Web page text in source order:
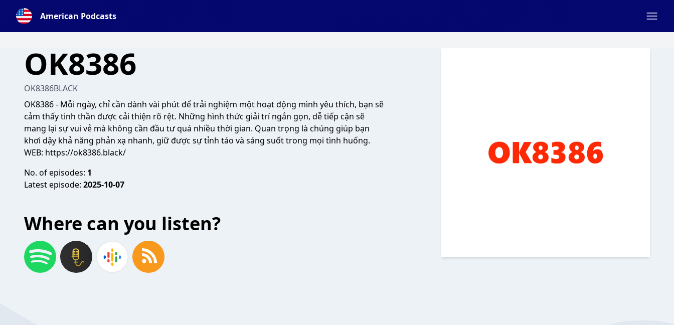
American Podcasts
OK8386
OK8386BLACK
OK8386- Mỗi ngày, chỉ cần dành vài phút để trải nghiệm một hoạt động mình yêu thích, bạn sẽ
cảm thấy tinh thần được cải thiện rõ rệt. Những hình thức giải trí ngắn gọn, dễ tiếp cận sẽ
mang lại sự vui vẻ mà không cần đầu tư quá nhiều thời gian. Quan trọng là chúng giúp bạn
khơi dậy khả năng phản xạ nhanh, giữ được sự tỉnh táo và sáng suốt trong mọi tình huống.
WEB: https://ok8386.black/
No. of episodes: 1
Latest episode: 2025-10-07
Where can you listen?